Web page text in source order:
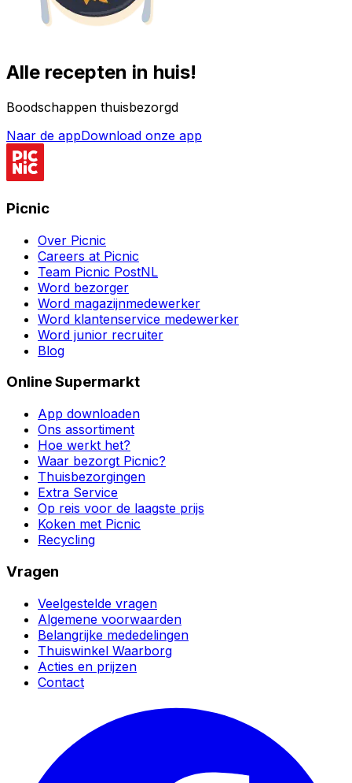
Alle recepten in huis!
Boodschappen thuisbezorgd
Naar de appDownload onze app
Picnic
Over Picnic
Careers at Picnic
Team Picnic PostNL
Word bezorger
Word magazijnmedewerker
Word klantenservice medewerker
Word junior recruiter
Blog
Online Supermarkt
App downloaden
Ons assortiment
Hoe werkt het?
Waar bezorgt Picnic?
Thuisbezorgingen
Extra Service
Op reis voor de laagste prijs
Koken met Picnic
Recycling
Vragen
Veelgestelde vragen
Algemene voorwaarden
Belangrijke mededelingen
Thuiswinkel Waarborg
Acties en prijzen
Contact